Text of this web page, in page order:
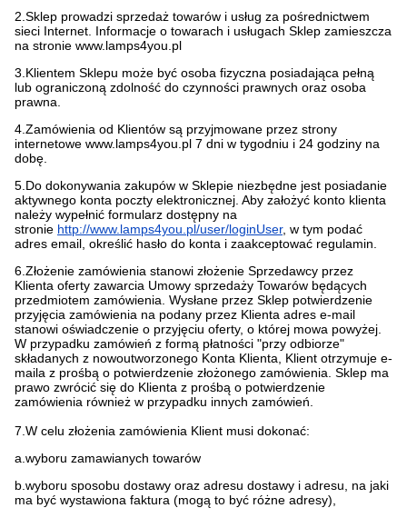
2.Sklep prowadzi sprzedaż towarów i usług za pośrednictwem
sieci Internet. Informacje o towarach i usługach Sklep zamieszcza
na stronie www.lamps4you.pl
3.Klientem Sklepu może być osoba fizyczna posiadająca pełną
lub ograniczoną zdolność do czynności prawnych oraz osoba
prawna.
4.Zamówienia od Klientów są przyjmowane przez strony
internetowe www.lamps4you.pl 7 dni w tygodniu i 24 godziny na
dobę.
5.Do dokonywania zakupów w Sklepie niezbędne jest posiadanie
aktywnego konta poczty elektronicznej. Aby założyć konto klienta
należy wypełnić formularz dostępny na
stronie http://www.lamps4you.pl/user/loginUser, w tym podać
adres email, określić hasło do konta i zaakceptować regulamin.
6.Złożenie zamówienia stanowi złożenie Sprzedawcy przez
Klienta oferty zawarcia Umowy sprzedaży Towarów będących
przedmiotem zamówienia. Wysłane przez Sklep potwierdzenie
przyjęcia zamówienia na podany przez Klienta adres e-mail
stanowi oświadczenie o przyjęciu oferty, o której mowa powyżej.
W przypadku zamówień z formą płatności "przy odbiorze"
składanych z nowoutworzonego Konta Klienta, Klient otrzymuje e-
maila z prośbą o potwierdzenie złożonego zamówienia. Sklep ma
prawo zwrócić się do Klienta z prośbą o potwierdzenie
zamówienia również w przypadku innych zamówień.
7.W celu złożenia zamówienia Klient musi dokonać:
a.wyboru zamawianych towarów
b.wyboru sposobu dostawy oraz adresu dostawy i adresu, na jaki
ma być wystawiona faktura (mogą to być różne adresy),